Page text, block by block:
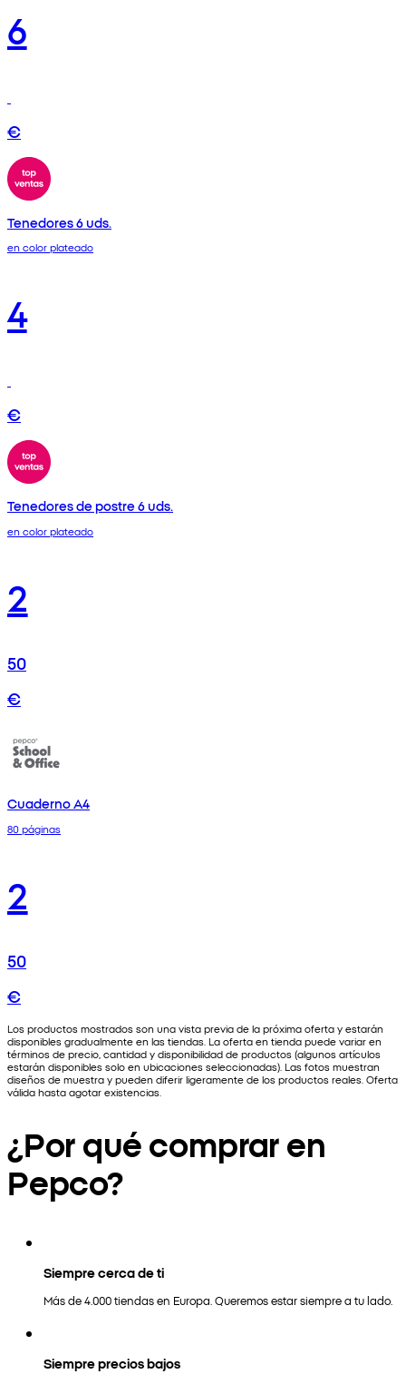
6
€
Tenedores 6 uds.
en color plateado
4
€
Tenedores de postre 6 uds.
en color plateado
2
50
€
Cuaderno A4
80 páginas
2
50
€
Los productos mostrados son una vista previa de la próxima oferta y estarán
disponibles gradualmente en las tiendas. La oferta en tienda puede variar en
términos de precio, cantidad y disponibilidad de productos (algunos artículos
estarán disponibles solo en ubicaciones seleccionadas). Las fotos muestran
diseños de muestra y pueden diferir ligeramente de los productos reales. Oferta
válida hasta agotar existencias.
¿Por qué comprar en
Pepco?
Siempre cerca de ti
Más de 4.000 tiendas en Europa. Queremos estar siempre a tu lado.
Siempre precios bajos